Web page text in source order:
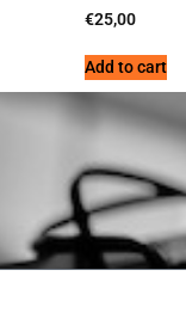
€25,00
Add to cart